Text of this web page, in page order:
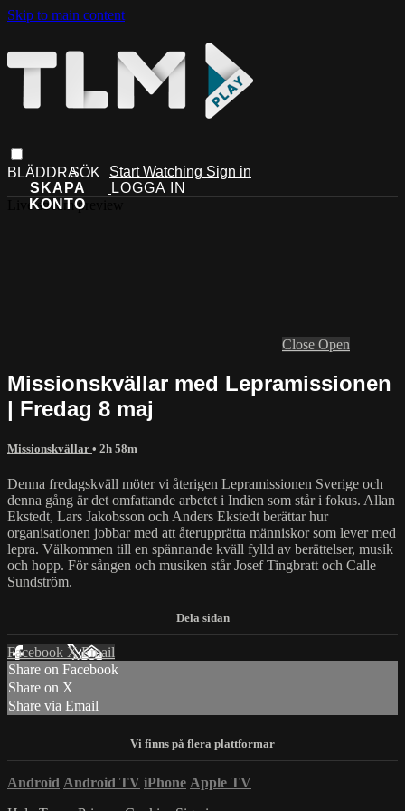
Skip to main content
Start Watching Sign in
Live stream preview
Close Open
Missionskvällar med Lepramissionen
| Fredag 8 maj
Missionskvällar • 2h 58m
Denna fredagskväll möter vi återigen Lepramissionen Sverige och
denna gång är det omfattande arbetet i Indien som står i fokus. Allan
Ekstedt, Lars Jakobsson och Anders Ekstedt berättar hur
organisationen jobbar med att återupprätta människor som lever med
lepra. Välkommen till en spännande kväll fylld av berättelser, musik
och hopp. För sången och musiken står Josef Tingbratt och Calle
Sundström.
Facebook XEmail
Share on Facebook
Share on X
Share via Email
Android Android TV iPhone Apple TV